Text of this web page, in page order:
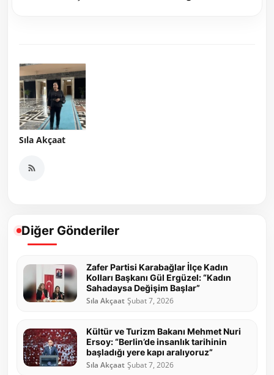
Sıla Akçaat
Diğer Gönderiler
Zafer Partisi Karabağlar İlçe Kadın
Kolları Başkanı Gül Ergüzel: “Kadın
Sahadaysa Değişim Başlar”
Sıla Akçaat Şubat 7, 2026
Kültür ve Turizm Bakanı Mehmet Nuri
Ersoy: “Berlin’de insanlık tarihinin
başladığı yere kapı aralıyoruz”
Sıla Akçaat Şubat 7, 2026